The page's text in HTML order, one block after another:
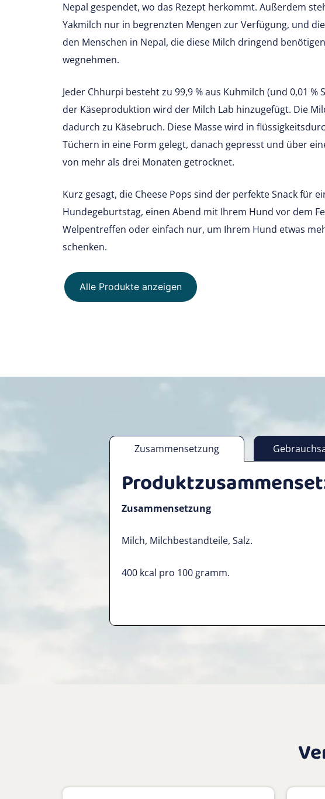
Nepal gespendet, wo das Rezept herkommt. Außerdem
Yakmilch nur in begrenzten Mengen zur Verfügung, und
den Menschen in Nepal, die diese Milch dringend
wegnehmen.
Jeder Chhurpi besteht zu 99,9 % aus Kuhmilch (und 0,01 %
der Käseproduktion wird der Milch Lab hinzugefügt. Die
dadurch zu Käsebruch. Diese Masse wird in
Tüchern in eine Form gelegt, danach gepresst und über
von mehr als drei Monaten getrocknet.
Kurz gesagt, die Cheese Pops sind der perfekte Snack für
Hundegeburtstag, einen Abend mit Ihrem Hund vor dem
Welpentreffen oder einfach nur, um Ihrem Hund etwas
schenken.
Alle Produkte anzeigen
Zusammensetzung
Zusammensetzung
Milch, Milchbestandteile, Salz.
400 kcal pro 100 gramm.